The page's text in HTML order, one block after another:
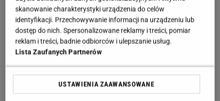
To ulubiony quiz każdego Polaka. Pytamy o
przysłowia, które musisz znać!
Klasówka geograficzna na poziomie liceum. Te
fakty powinieneś znać
skanowanie charakterystyki urządzenia do celów
identyfikacji. Przechowywanie informacji na urządzeniu lub
dostęp do nich. Spersonalizowane reklamy i treści, pomiar
reklam i treści, badnie odbiorców i ulepszanie usług.
Lista Zaufanych Partnerów
USTAWIENIA ZAAWANSOWANE